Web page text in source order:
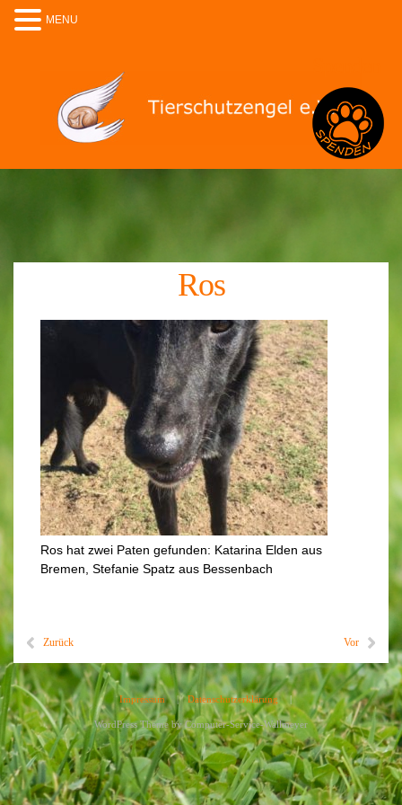
Ros
Ros hat zwei Paten gefunden: Katarina Elden aus
Bremen, Stefanie Spatz aus Bessenbach
Zurück Vor
Impressum | Datenschutzerklärung |
WordPress Theme byComputer-Service-Wallmeyer
MENU